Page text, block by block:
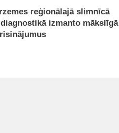
reģionālajā slimnīcā
izmanto mākslīgā